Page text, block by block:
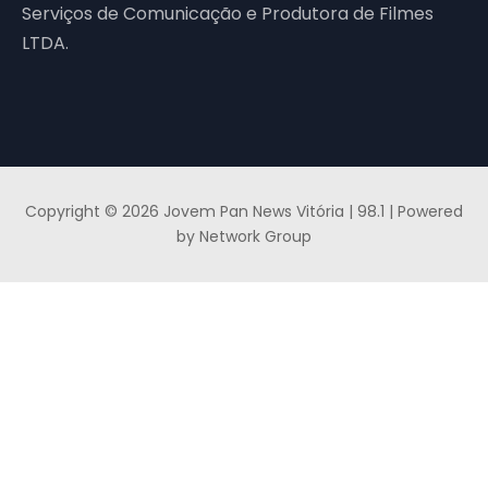
Serviços de Comunicação e Produtora de Filmes
LTDA.
Copyright © 2026 Jovem Pan News Vitória | 98.1 | Powered
by Network Group